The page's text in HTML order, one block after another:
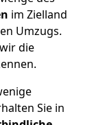
im Zielland
Umzugs.
die
Sie in